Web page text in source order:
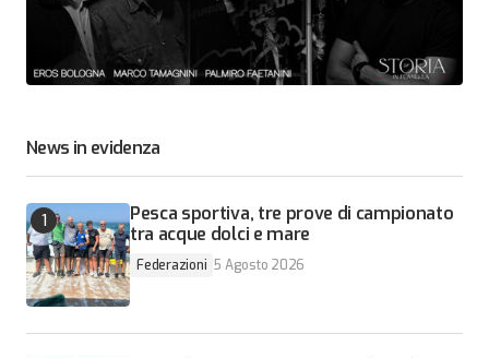
News in evidenza
Pesca sportiva, tre prove di campionato
tra acque dolci e mare
Federazioni 5 Agosto 2026